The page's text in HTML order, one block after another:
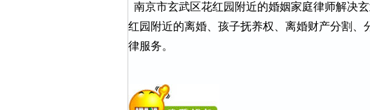
南京市玄武区花红园附近的婚姻家庭律师解决
红园附近的离婚、孩子抚养权、离婚财产分割
律服务。